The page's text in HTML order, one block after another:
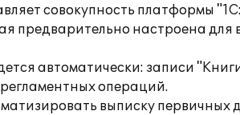
совокупность платформы
предварительно настроена для
автоматически: записи
операций.
выписку первичных